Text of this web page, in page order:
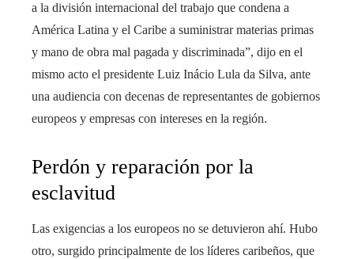
a la división internacional del trabajo que condena a
América Latina y el Caribe a suministrar materias primas
y mano de obra mal pagada y discriminada”, dijo en el
mismo acto el presidente Luiz Inácio Lula da Silva, ante
una audiencia con decenas de representantes de gobiernos
europeos y empresas con intereses en la región.
Perdón y reparación por la
esclavitud
Las exigencias a los europeos no se detuvieron ahí. Hubo
otro, surgido principalmente de los líderes caribeños, que